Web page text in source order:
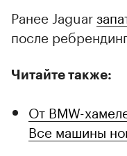
Ранее Jaguar
после
Читайте также:
От BMW-
Все машины